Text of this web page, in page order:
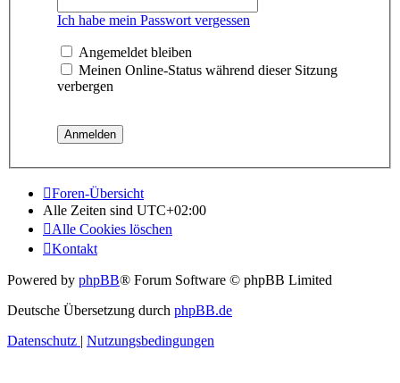
Ich habe mein Passwort vergessen
Angemeldet bleiben
Meinen Online-Status während dieser Sitzung
verbergen
Foren-Übersicht
Alle Zeiten sind UTC+02:00
Alle Cookies löschen
Kontakt
Powered by phpBB® Forum Software © phpBB Limited
Deutsche Übersetzung durch phpBB.de
Datenschutz | Nutzungsbedingungen